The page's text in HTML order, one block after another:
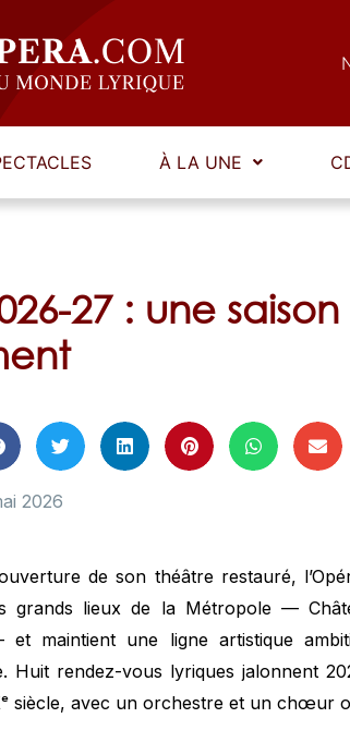
À LA UNE
27 : une
2026
de son théâtre restauré,
grands lieux de la Métropole —
maintient une ligne artistique
Huit rendez-vous lyriques jalonnent
siècle, avec un orchestre et un chœur